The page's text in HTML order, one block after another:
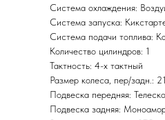
Система охлаждения:
Система запуска:
Система подачи топлива:
Количество цилиндров: 1
Тактность: 4-x тактный
Размер колеса, пер/задн.:
Подвеска передняя:
Подвеска задняя: